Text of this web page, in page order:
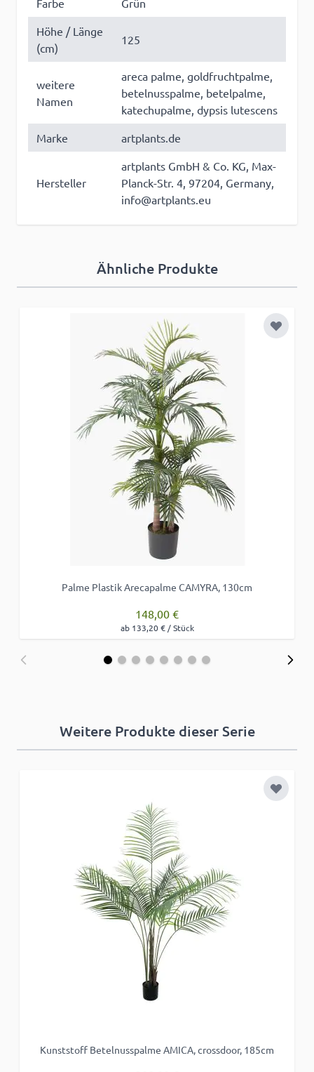
Farbe
Grün
Höhe / Länge
(cm)
125
weitere
Namen
areca palme, goldfruchtpalme,
betelnusspalme, betelpalme,
katechupalme, dypsis lutescens
Marke
artplants.de
Hersteller
artplants GmbH & Co. KG, Max-
Planck-Str. 4, 97204, Germany,
info@artplants.eu
Ähnliche Produkte
Zur
Palme Plastik Arecapalme CAMYRA, 130cm
148,00 €
ab 133,20 € / Stück
Weitere Produkte dieser Serie
Zur
Kunststoff Betelnusspalme AMICA, crossdoor, 185cm